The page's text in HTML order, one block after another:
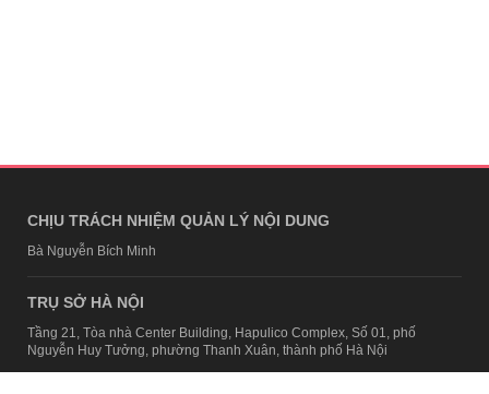
CHỊU TRÁCH NHIỆM QUẢN LÝ NỘI DUNG
Bà Nguyễn Bích Minh
TRỤ SỞ HÀ NỘI
Tầng 21, Tòa nhà Center Building, Hapulico Complex, Số 01, phố
Nguyễn Huy Tưởng, phường Thanh Xuân, thành phố Hà Nội